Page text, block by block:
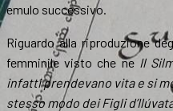
emulo successivo.
Riguardo alla riproduzione
femminile visto che ne Il
infatti prendevano vita e si
stesso modo dei Figli